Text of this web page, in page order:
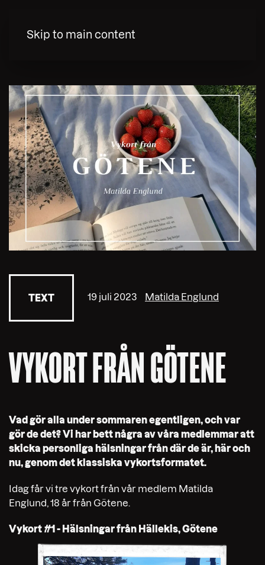
Skip to main content
TEXT 19 juli 2023 Matilda Englund
VYKORT FRÅN GÖTENE
Vad gör alla under sommaren egentligen, och var
gör de det? Vi har bett några av våra medlemmar att
skicka personliga hälsningar från där de är, här och
nu, genom det klassiska vykortsformatet.
Idag får vi tre vykort från vår medlem Matilda
Englund,18 år från Götene.
Vykort #1 - Hälsningar från Hällekis, Götene